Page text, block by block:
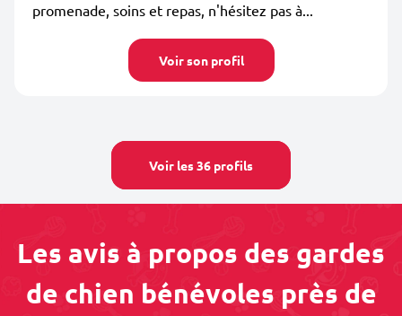
promenade, soins et repas, n'hésitez pas à...
Voir son profil
Voir les 36 profils
Les avis à propos des gardes
de chien bénévoles près de